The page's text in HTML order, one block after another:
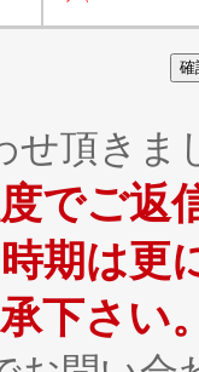
頂きま
でご返
期は更
下さい